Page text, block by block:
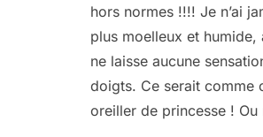
hors normes !!!! Je n’ai
plus moelleux et
ne laisse aucune
doigts. Ce serait comme
oreiller de princesse !